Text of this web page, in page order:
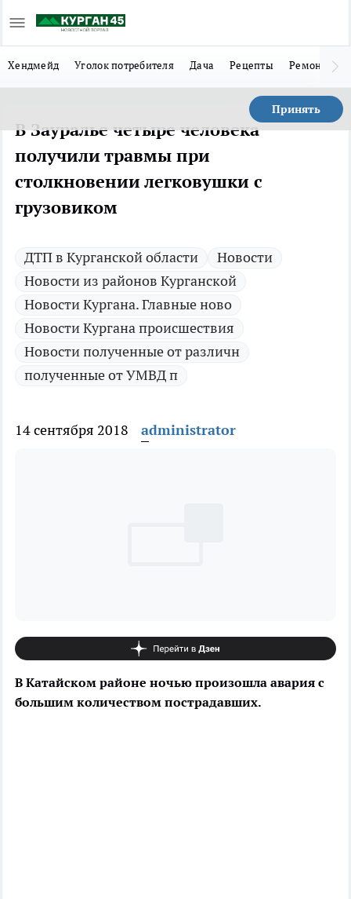
Хендмейд Уголок потребителя Дача Рецепты Ремонт
Принять
В Зауралье четыре человека
получили травмы при
столкновении легковушки с
грузовиком
ДТП в Курганской области
Новости
Новости из районов Курганской
Новости Кургана. Главные ново
Новости Кургана происшествия
Новости полученные от различн
полученные от УМВД п
14 сентября 2018 administrator
В Катайском районе ночью произошла авария с
большим количеством пострадавших.